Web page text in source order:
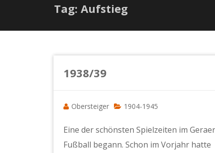
Tag: Aufstieg
1938/39
Obersteiger 1904-1945
Eine der schönsten Spielzeiten im Geraer
Fußball begann. Schon im Vorjahr hatte